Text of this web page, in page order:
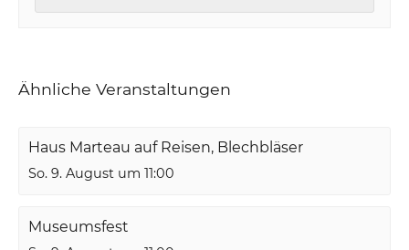
Ähnliche Veranstaltungen
Haus Marteau auf Reisen, Blechbläser
So. 9. August um 11:00
Museumsfest